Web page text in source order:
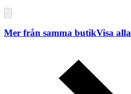
Mer från samma butikVisa alla